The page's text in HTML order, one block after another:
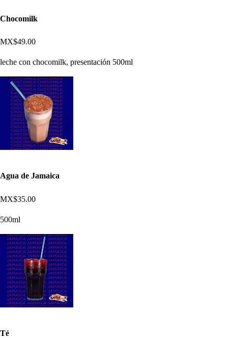
Chocomilk
MX$49.00
leche con chocomilk, presentación 500ml
Agua de Jamaica
MX$35.00
500ml
Té